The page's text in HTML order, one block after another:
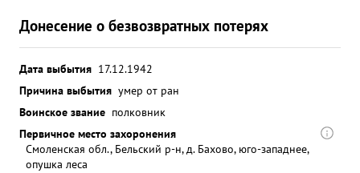
Донесение о безвозвратных потерях
Дата выбытия 17.12.1942
Причина выбытия умер от ран
Воинское звание полковник
Первичное место захоронения
Смоленская обл., Бельский р-н, д. Бахово, юго-западнее,
опушка леса